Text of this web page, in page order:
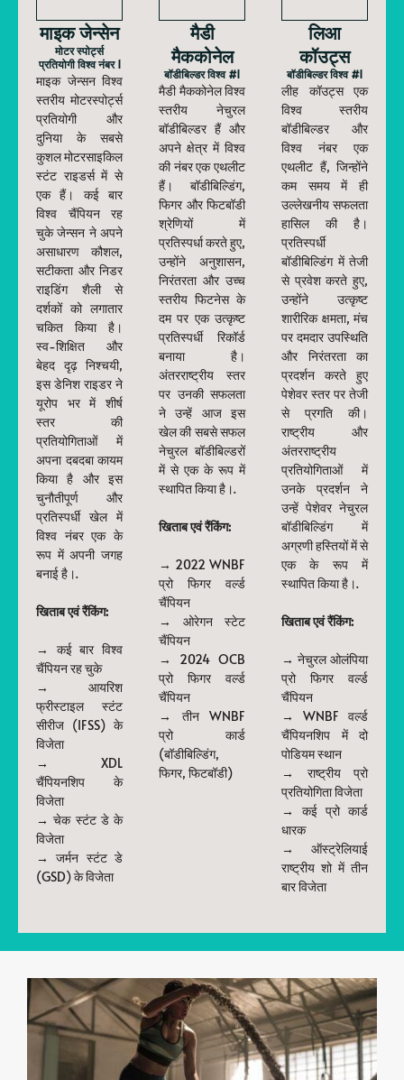
माइक जेन्सेन
मोटर स्पोर्ट्स
प्रतियोगी विश्व नंबर 1
माइक जेन्सन विश्व
स्तरीय मोटरस्पोर्ट्स
प्रतियोगी और
दुनिया के सबसे
कुशल मोटरसाइकिल
स्टंट राइडर्स में से
एक हैं। कई बार
विश्व चैंपियन रह
चुके जेन्सन ने अपने
असाधारण कौशल,
सटीकता और निडर
राइडिंग शैली से
दर्शकों को लगातार
चकित किया है।
स्व-शिक्षित और
बेहद दृढ़ निश्चयी,
इस डेनिश राइडर ने
यूरोप भर में शीर्ष
स्तर की
प्रतियोगिताओं में
अपना दबदबा कायम
किया है और इस
चुनौतीपूर्ण और
प्रतिस्पर्धी खेल में
विश्व नंबर एक के
रूप में अपनी जगह
बनाई है।.
खिताब एवं रैंकिंग:
→ कई बार विश्व
चैंपियन रह चुके
→ आयरिश
फ्रीस्टाइल स्टंट
सीरीज (IFSS) के
विजेता
→ XDL
चैंपियनशिप के
विजेता
→ चेक स्टंट डे के
विजेता
→ जर्मन स्टंट डे
(GSD) के विजेता
मैडी
मैककोनेल
बॉडीबिल्डर विश्व #1
मैडी मैककोनेल विश्व
स्तरीय नेचुरल
बॉडीबिल्डर हैं और
अपने क्षेत्र में विश्व
की नंबर एक एथलीट
हैं। बॉडीबिल्डिंग,
फिगर और फिटबॉडी
श्रेणियों में
प्रतिस्पर्धा करते हुए,
उन्होंने अनुशासन,
निरंतरता और उच्च
स्तरीय फिटनेस के
दम पर एक उत्कृष्ट
प्रतिस्पर्धी रिकॉर्ड
बनाया है।
अंतरराष्ट्रीय स्तर
पर उनकी सफलता
ने उन्हें आज इस
खेल की सबसे सफल
नेचुरल बॉडीबिल्डरों
में से एक के रूप में
स्थापित किया है।.
खिताब एवं रैंकिंग:
→ 2022 WNBF
प्रो फिगर वर्ल्ड
चैंपियन
→ ओरेगन स्टेट
चैंपियन
→ 2024 OCB
प्रो फिगर वर्ल्ड
चैंपियन
→ तीन WNBF
प्रो कार्ड
(बॉडीबिल्डिंग,
फिगर, फिटबॉडी)
लिआ
कॉउट्स
बॉडीबिल्डर विश्व #1
लीह कॉउट्स एक
विश्व स्तरीय
बॉडीबिल्डर और
विश्व नंबर एक
एथलीट हैं, जिन्होंने
कम समय में ही
उल्लेखनीय सफलता
हासिल की है।
प्रतिस्पर्धी
बॉडीबिल्डिंग में तेजी
से प्रवेश करते हुए,
उन्होंने उत्कृष्ट
शारीरिक क्षमता, मंच
पर दमदार उपस्थिति
और निरंतरता का
प्रदर्शन करते हुए
पेशेवर स्तर पर तेजी
से प्रगति की।
राष्ट्रीय और
अंतरराष्ट्रीय
प्रतियोगिताओं में
उनके प्रदर्शन ने
उन्हें पेशेवर नेचुरल
बॉडीबिल्डिंग में
अग्रणी हस्तियों में से
एक के रूप में
स्थापित किया है।.
खिताब एवं रैंकिंग:
→ नेचुरल ओलंपिया
प्रो फिगर वर्ल्ड
चैंपियन
→ WNBF वर्ल्ड
चैंपियनशिप में दो
पोडियम स्थान
→ राष्ट्रीय प्रो
प्रतियोगिता विजेता
→ कई प्रो कार्ड
धारक
→ ऑस्ट्रेलियाई
राष्ट्रीय शो में तीन
बार विजेता